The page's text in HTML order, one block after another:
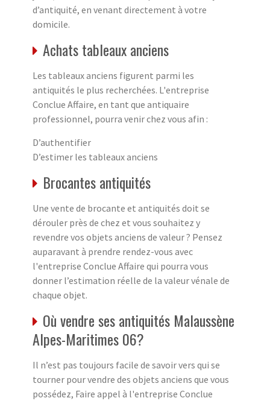
d’antiquité, en venant directement à votre
domicile.
Achats tableaux anciens
Les tableaux anciens figurent parmi les
antiquités le plus recherchées. L'entreprise
Conclue Affaire, en tant que antiquaire
professionnel, pourra venir chez vous afin :
D’authentifier
D’estimer les tableaux anciens
Brocantes antiquités
Une vente de brocante et antiquités doit se
dérouler près de chez et vous souhaitez y
revendre vos objets anciens de valeur ? Pensez
auparavant à prendre rendez-vous avec
l'entreprise Conclue Affaire qui pourra vous
donner l’estimation réelle de la valeur vénale de
chaque objet.
Où vendre ses antiquités Malaussène
Alpes-Maritimes 06?
Il n’est pas toujours facile de savoir vers qui se
tourner pour vendre des objets anciens que vous
possédez, Faire appel à l'entreprise Conclue